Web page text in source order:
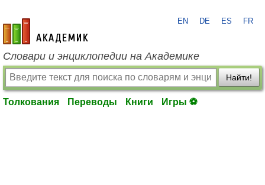
academic.ru
EN DE ES FR
Словари и энциклопедии на Академике
Найти!
Толкования Переводы Книги Игры ⚽